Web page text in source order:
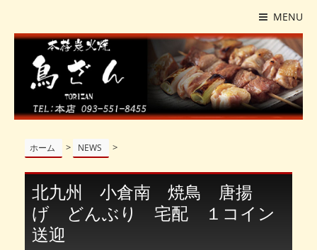
MENU
ホーム > NEWS >
北九州 小倉南 焼鳥 唐揚
げ どんぶり 宅配 １コイン
送迎